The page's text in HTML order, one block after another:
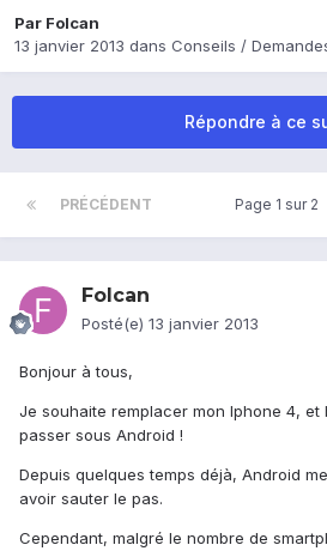
Par Folcan
13 janvier 2013 dans Conseils /
Répondre à ce
PRÉCÉDENT Page 1 sur 2
Folcan
Posté(e) 13 janvier 2013
Bonjour à tous,
Je souhaite remplacer mon Iphone 4,
passer sous Android !
Depuis quelques temps déjà, Android
avoir sauter le pas.
Cependant, malgré le nombre de